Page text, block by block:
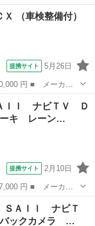
名： １．０ＣＬ
メラ／ＥＴＣ／社外
（車検整備付）
提携サイト 5月26日
名： １．３ＣＸ
ション： コラ...
ＩＩ ナビＴＶ Ｄ
ーキ レーン…
提携サイト 2月10日
ド名： Ｘ ＳＡＩ
ーンキープ アイ
ＳＡＩＩ ナビＴ
ックカメラ …